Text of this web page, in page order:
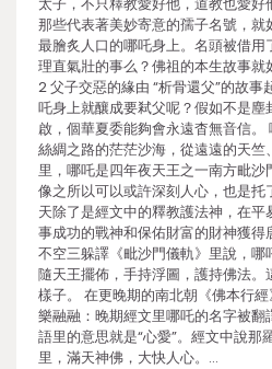
那些代表著美妙寄意的孺子名號，
最膾炙人口的哪吒身上。名頭被借
理直氣壯的事么？佛祖的本生故事就
2 父子交惡的緣由 “析骨還父”的故
吒身上就釀成要弒父呢？假如不是
啟，個華夏委能夠會永遠杳無音信
絲綢之路的茫茫沙海，從遠遠的天
里，哪吒是四年夜天王之一南方毗
像之所以可以或許深刻人心，也是
天除了是經文中的釋教護法神，在
事成功的戰神和保佑財富的財神獲
不空三躲譯《毗沙門儀軌》里說，
隨天王擺佈，手持浮圖，護持佛法
樣子。 在更晚期的南北朝《佛本行
樂融融：晚期經文里哪吒的名字被
語里的意思就是“心愛”。經文中說那
里，滿天神佛，大快人心。…